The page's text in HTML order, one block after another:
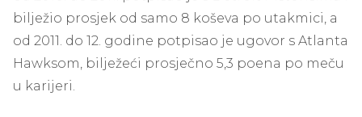
bilježio prosjek od samo 8 koševa po utakmici, a
od 2011. do 12. godine potpisao je ugovor s Atlanta
Hawksom, bilježeći prosječno 5,3 poena po meču
u karijeri.